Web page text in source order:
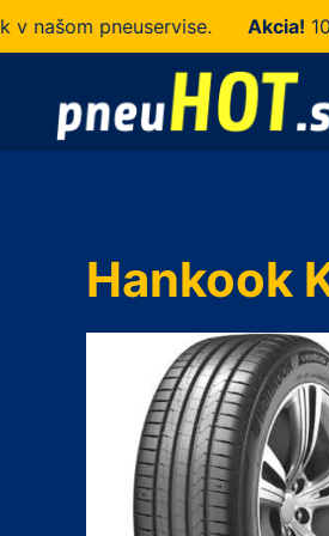
pneuservise. Akcia!10 %
Hankook